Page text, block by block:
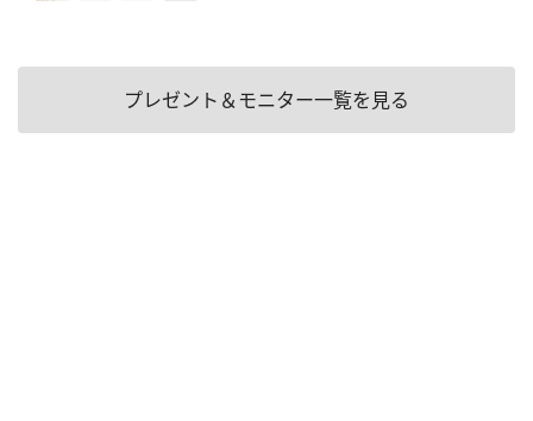
プレゼント＆モニター一覧を見る